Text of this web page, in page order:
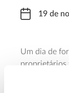
19 de
Um dia de
proprietários
de